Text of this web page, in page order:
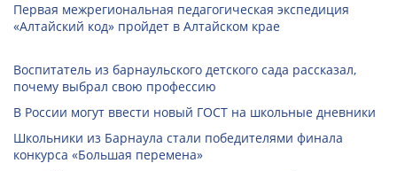
Первая межрегиональная педагогическая экспедиция
«Алтайский код» пройдет в Алтайском крае
Воспитатель из барнаульского детского сада рассказал,
почему выбрал свою профессию
В России могут ввести новый ГОСТ на школьные дневники
Школьники из Барнаула стали победителями финала
конкурса «Большая перемена»